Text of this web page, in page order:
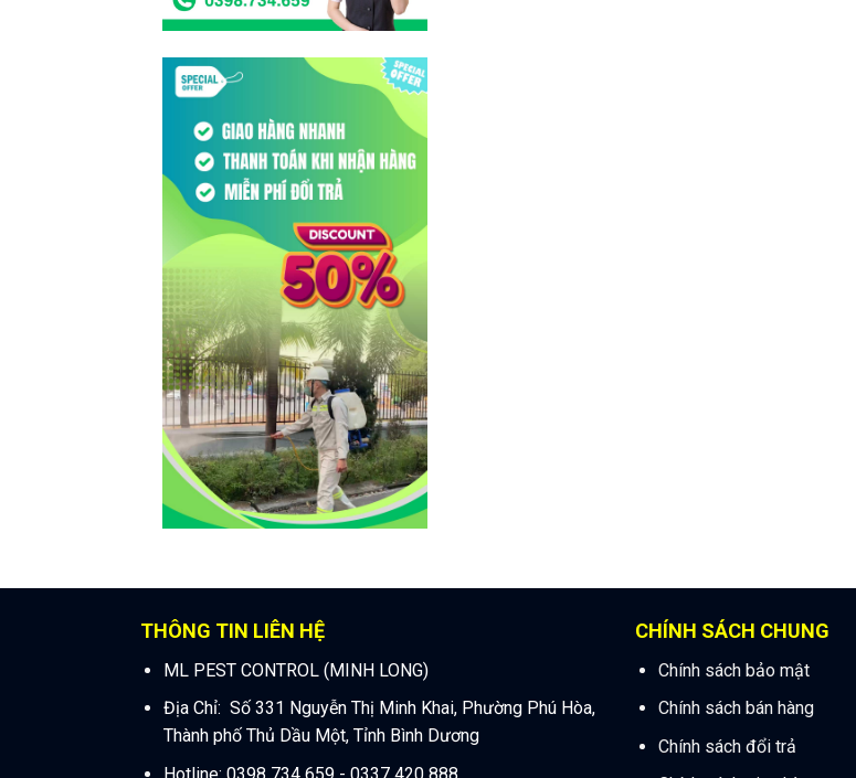
THÔNG TIN LIÊN HỆ
ML PEST CONTROL (MINH LONG)
Địa Chỉ: Số 331 Nguyễn Thị Minh Khai, Phường Phú Hòa,
Thành phố Thủ Dầu Một, Tỉnh Bình Dương
CHÍNH SÁCH CHUNG
Chính sách bảo mật
Chính sách bán hàng
Chính sách đổi trả